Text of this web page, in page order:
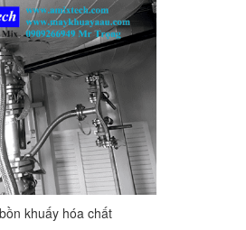
khuấy hóa chất